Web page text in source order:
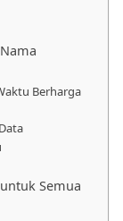
Berharga
Semua